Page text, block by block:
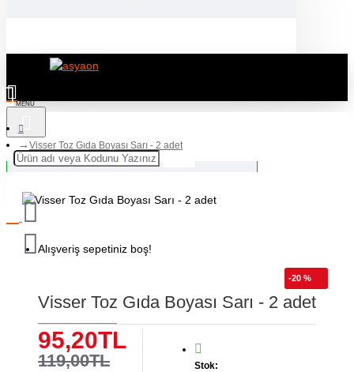
Alışveriş sepetiniz boş!
Visser Toz Gıda Boyası Sarı - 2 adet
-20 %
Visser Toz Gıda Boyası Sarı - 2 adet
95,20TL
119,00TL
Stok: